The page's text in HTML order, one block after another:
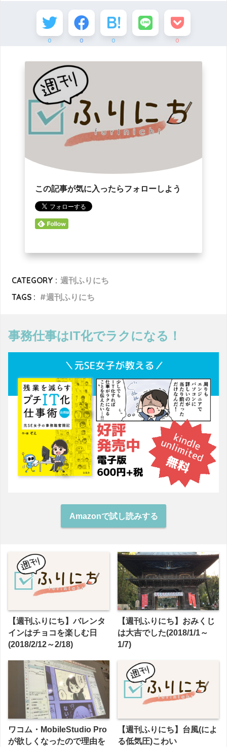
0 0 0 0
この記事が気に入ったらフォローしよう
CATEGORY : 週刊ふりにち
TAGS :
週刊ふりにち
事務仕事はIT化でラクになる！
Amazonで試し読みする
【週刊ふりにち】バレンタ
インはチョコを楽しむ日
(2018/2/12～2/18)
【週刊ふりにち】おみくじ
は大吉でした(2018/1/1～
1/7)
ワコム・MobileStudio Pro
が欲しくなったので理由を
【週刊ふりにち】台風(によ
る低気圧)こわい